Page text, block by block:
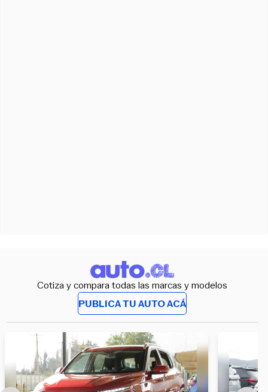
Cotiza y compara todas las marcas y modelos
PUBLICA TU AUTO ACÁ